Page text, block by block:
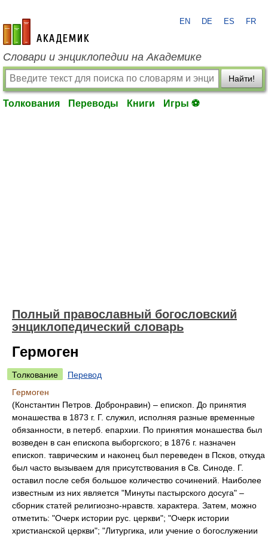
academic.ru
EN DE ES FR
Словари и энциклопедии на Академике
Найти!
Толкования Переводы Книги Игры ⚽
Полный православный богословский
энциклопедический словарь
Гермоген
Толкование
Перевод
Гермоген
(Константин Петров. Добронравин) – епископ. До принятия
монашества в 1873 г. Г. служил, исполняя разные временные
обязанности, в петерб. епархии. По принятия монашества был
возведен в сан епископа выборгского; в 1876 г. назначен
епископ. таврическим и наконец был переведен в Псков, откуда
был часто вызываем для присутствования в Св. Синоде. Г.
оставил после себя большое количество сочинений. Наиболее
известным из них является "Минуты пастырского досуга" –
сборник статей религиозно-нравств. характера. Затем, можно
отметить: "Очерк истории рус. церкви"; "Очерк истории
христианской церкви"; "Литургика, или учение о богослужении